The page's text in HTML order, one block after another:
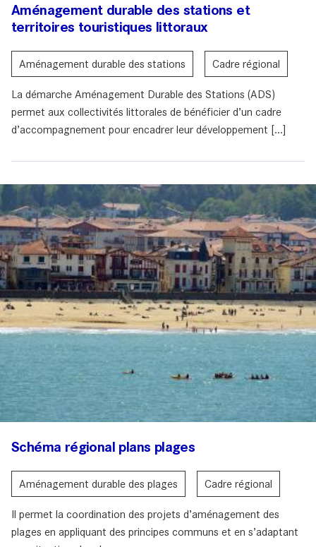
Aménagement durable des stations et
territoires touristiques littoraux
Aménagement durable des stations Cadre régional
La démarche Aménagement Durable des Stations (ADS)
permet aux collectivités littorales de bénéficier d’un cadre
d’accompagnement pour encadrer leur développement [...]
Schéma régional plans plages
Aménagement durable des plages Cadre régional
Il permet la coordination des projets d’aménagement des
plages en appliquant des principes communs et en s’adaptant